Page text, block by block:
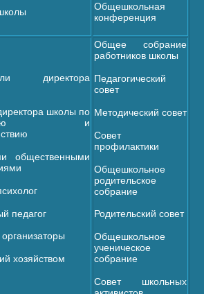
Общешкольная
конференция
директора
школы по
и
общественными
педагог
хозяйством
Общее собрание
работников школы
Педагогический
совет
Методический совет
Совет
профилактики
Общешкольное
родительское
собрание
Родительский совет
Общешкольное
ученическое
собрание
Совет школьных